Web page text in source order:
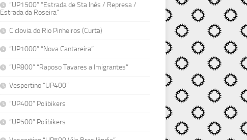
“UP1500” “Estrada de Sta Inês / Represa /
Estrada da Roseira”
Ciclovia do Rio Pinheiros (Curta)
“UP1000” “Nova Cantareira”
“UP800” “Raposo Tavares a Imigrantes”
Vespertino “UP400”
“UP400” Polibikers
“UP500” Polibikers